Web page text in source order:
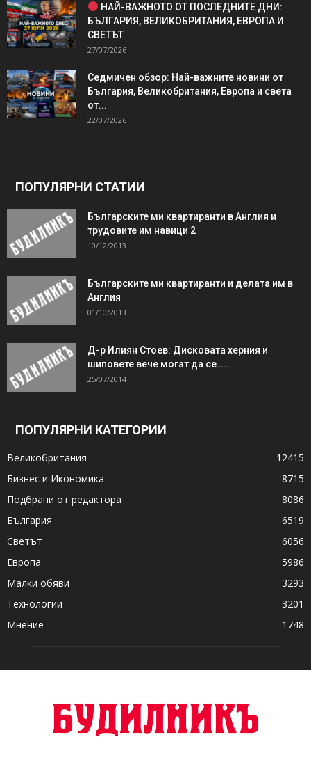
НАЙ-ВАЖНОТО ОТ ПОСЛЕДНИТЕ ДНИ:
БЪЛГАРИЯ, ВЕЛИКОБРИТАНИЯ, ЕВРОПА И
СВЕТЪТ
27/07/2026
Седмичен обзор: Най-важните новини от
България, Великобритания, Европа и света
от...
22/07/2026
ПОПУЛЯРНИ СТАТИИ
Българските ми квартиранти в Англия и
трудовите им навици 2
10/12/2013
Българските ми квартиранти и делата им в
Англия
01/10/2013
Д-р Илиян Стоев: Дисковата херния и
шиповете вече могат да се…...
25/07/2014
ПОПУЛЯРНИ КАТЕГОРИИ
Великобритания
12415
Бизнес и Икономика
8715
Подбрани от редактора
8086
България
6519
Светът
6056
Европа
5986
Малки обяви
3293
Технологии
3201
Мнение
1748